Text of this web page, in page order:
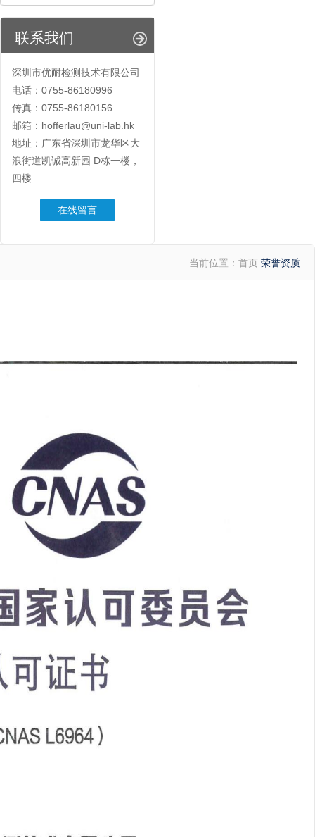
联系我们
深圳市优耐检测技术有限公司
电话：0755-86180996
传真：0755-86180156
邮箱：hofferlau@uni-lab.hk
地址：广东省深圳市龙华区大
浪街道凯诚高新园 D栋一楼，
四楼
在线留言
当前位置： 首页 荣誉资质